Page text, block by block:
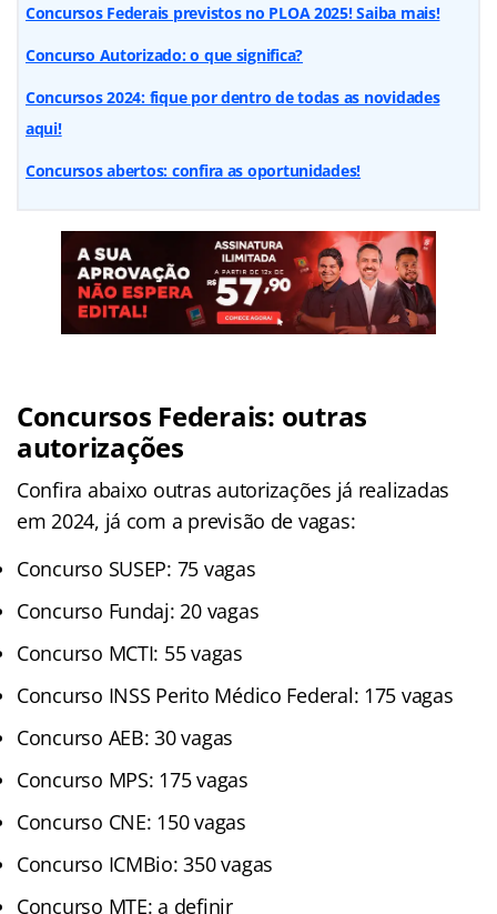
Concursos Federais previstos no PLOA 2025! Saiba mais!
Concurso Autorizado: o que significa?
Concursos 2024: fique por dentro de todas as novidades
aqui!
Concursos abertos: confira as oportunidades!
Concursos Federais: outras
autorizações
Confira abaixo outras autorizações já realizadas
em 2024, já com a previsão de vagas:
Concurso SUSEP: 75 vagas
Concurso Fundaj: 20 vagas
Concurso MCTI: 55 vagas
Concurso INSS Perito Médico Federal: 175 vagas
Concurso AEB: 30 vagas
Concurso MPS: 175 vagas
Concurso CNE: 150 vagas
Concurso ICMBio: 350 vagas
Concurso MTE: a definir